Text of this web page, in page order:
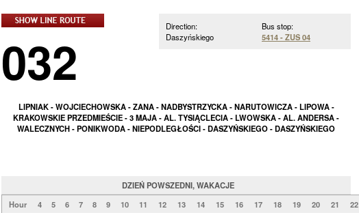
Bus stop:
5414 - ZUS 04
Direction:
Daszyńskiego
032
LIPNIAK - WOJCIECHOWSKA - ZANA - NADBYSTRZYCKA - NARUTOWICZA - LIPOWA -
KRAKOWSKIE PRZEDMIEŚCIE - 3 MAJA - AL. TYSIĄCLECIA - LWOWSKA - AL. ANDERSA -
WALECZNYCH - PONIKWODA - NIEPODLEGŁOŚCI - DASZYŃSKIEGO - DASZYŃSKIEGO
DZIEŃ POWSZEDNI, WAKACJE
Hour
4 5 6 7 8 9 10 11 12 13 14 15 16 17 18 19 20 21
22